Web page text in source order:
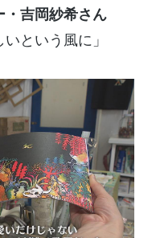
吉岡紗希さん
という風に」